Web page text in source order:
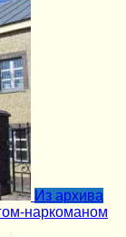
Из архива
наркоманом